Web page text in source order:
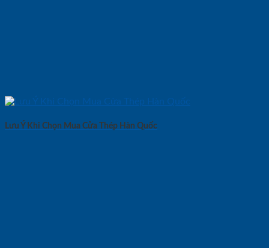
Lưu Ý Khi Chọn Mua Cửa Thép Hàn Quốc